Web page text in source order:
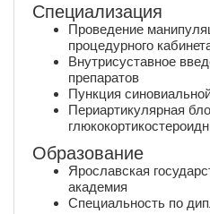
Специализация
Проведение
процедурного
Внутрисуставное
препаратов
Пункция
Периартикулярная
Образование
Ярославская
академия
Специальность по